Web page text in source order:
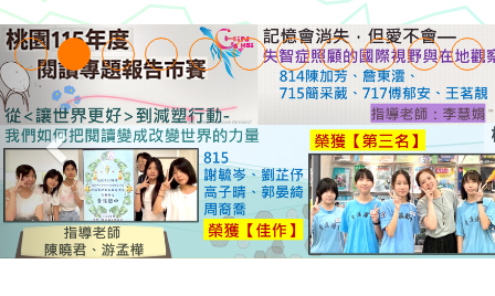
【甄選結果(第4招)】